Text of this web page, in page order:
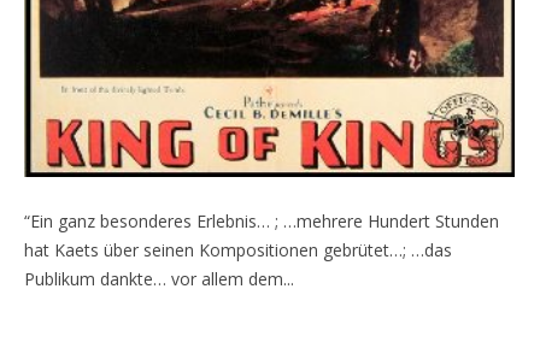
“Ein ganz besonderes Erlebnis… ; …mehrere Hundert Stunden
hat Kaets über seinen Kompositionen gebrütet…; …das
Publikum dankte… vor allem dem...